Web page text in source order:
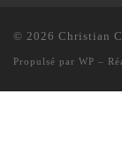
© 2026 Christian
Propulsé par WP –